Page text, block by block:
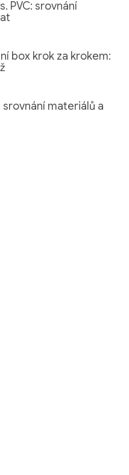
PVC: srovnání
box krok za krokem:
srovnání materiálů a